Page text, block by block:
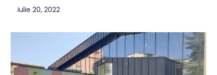
iulie 20, 2022